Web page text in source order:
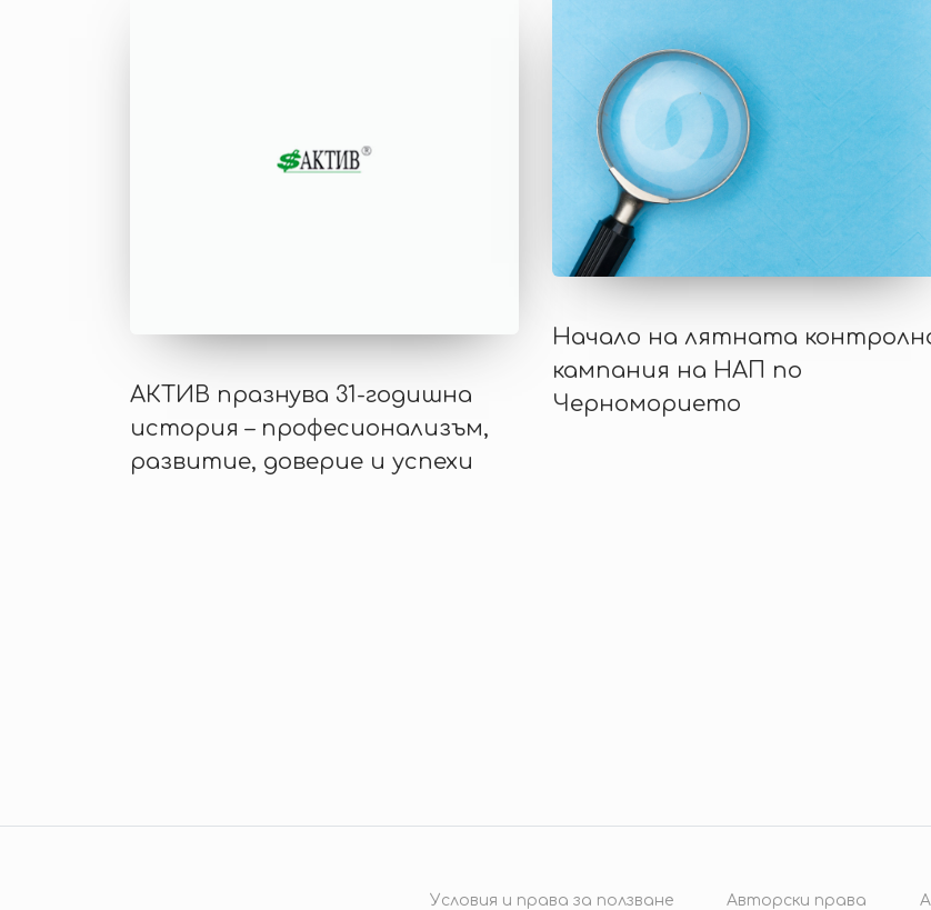
АКТИВ празнува 31-годишна
история – професионализъм,
развитие, доверие и успехи
Начало на лятната
кампания на НАП по
Черноморието
Условия и права за ползване Авторски права